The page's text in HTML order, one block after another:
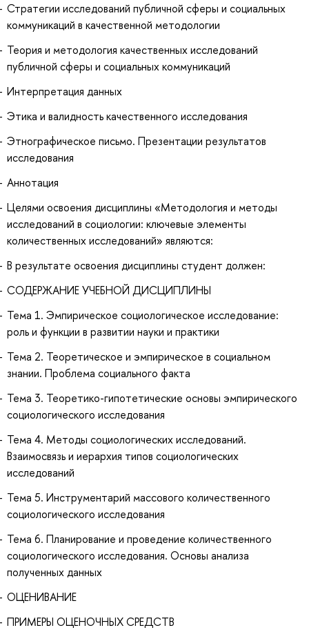
Стратегии исследований публичной сферы и социальных
коммуникаций в качественной методологии
Теория и методология качественных исследований
публичной сферы и социальных коммуникаций
Интерпретация данных
Этика и валидность качественного исследования
Этнографическое письмо. Презентации результатов
исследования
Аннотация
Целями освоения дисциплины «Методология и методы
исследований в социологии: ключевые элементы
количественных исследований» являются:
В результате освоения дисциплины студент должен:
СОДЕРЖАНИЕ УЧЕБНОЙ ДИСЦИПЛИНЫ
Тема 1. Эмпирическое социологическое исследование:
роль и функции в развитии науки и практики
Тема 2. Теоретическое и эмпирическое в социальном
знании. Проблема социального факта
Тема 3. Теоретико-гипотетические основы эмпирического
социологического исследования
Тема 4. Методы социологических исследований.
Взаимосвязь и иерархия типов социологических
исследований
Тема 5. Инструментарий массового количественного
социологического исследования
Тема 6. Планирование и проведение количественного
социологического исследования. Основы анализа
полученных данных
ОЦЕНИВАНИЕ
ПРИМЕРЫ ОЦЕНОЧНЫХ СРЕДСТВ